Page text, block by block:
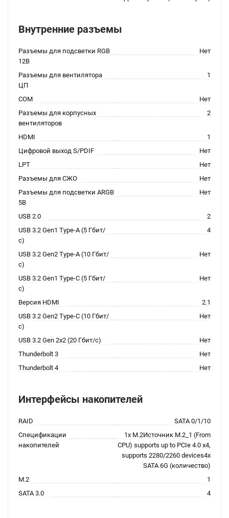
Внутренние разъемы
Разъемы для подсветки RGB
12В
Нет
Разъемы для вентилятора
ЦП
1
COM
Нет
Разъемы для корпусных
вентиляторов
2
HDMI
1
Цифровой выход S/PDIF
Нет
LPT
Нет
Разъемы для СЖО
Нет
Разъемы для подсветки ARGB
5В
Нет
USB 2.0
2
USB 3.2 Gen1 Type-A (5 Гбит/
с)
4
USB 3.2 Gen2 Type-A (10 Гбит/
с)
Нет
USB 3.2 Gen1 Type-C (5 Гбит/
с)
Нет
Версия HDMI
2.1
USB 3.2 Gen2 Type-C (10 Гбит/
с)
Нет
USB 3.2 Gen 2x2 (20 Гбит/с)
Нет
Thunderbolt 3
Нет
Thunderbolt 4
Нет
Интерфейсы накопителей
RAID
SATA 0/1/10
Спецификации
накопителей
1x M.2Источник M.2_1 (From
CPU) supports up to PCIe 4.0 x4,
supports 2280/2260 devices4x
SATA 6G (количество)
M.2
1
SATA 3.0
4